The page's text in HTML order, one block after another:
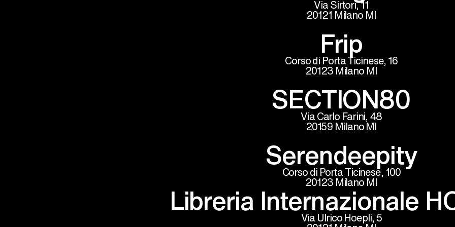
Via Sirtori, 11
20121 Milano MI
Frip
Corso di Porta Ticinese, 16
20123 Milano MI
​SECTION80
Via Carlo Farini, 48
20159 Milano MI
Serendeepity
Corso di Porta Ticinese, 100
20123 Milano MI
Libreria Internazionale
Via Ulrico Hoepli, 5